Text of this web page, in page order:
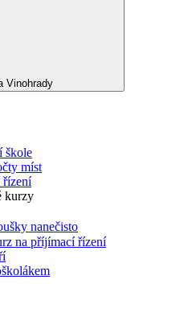
Vinohrady
škole
míst
řízení
kurzy
nanečisto
na příjímací řízení